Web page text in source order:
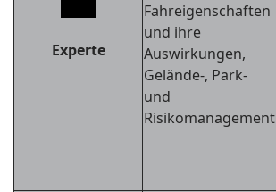
Experte
Fahreigenschaften
und ihre
Auswirkungen,
Gelände-, Park-
und
Risikomanagement